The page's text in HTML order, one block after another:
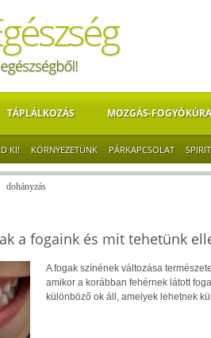
TÁPLÁLKOZÁS MOZGÁS-FOGYÓKÚRA
KI! KÖRNYEZETÜNK PÁRKAPCSOLAT
dohányzás
a fogaink és mit tehetünk
A fogak színének változása
amikor a korábban fehérnek látott
különböző ok áll, amelyek lehetnek